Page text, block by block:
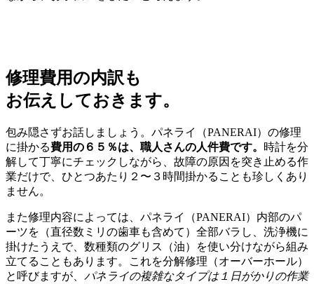
修理費用の内訳も
お伝えしておきます。
包み隠さずお話しましょう。パネライ（PANERAI）の修理
に掛かる費用の６５％は、職人さんの人件費です。 時計を分
解して丁寧にチェックしながら、故障の原因を突き止める作
業だけで、ひとつあたり２〜３時間掛かることも珍しくあり
ません。
また修理内容によっては、パネライ（PANERAI）内部のパ
ーツを（直径数ミリの歯車も含めて）全部バラし、洗浄機に
掛けたうえで、数種類のグリス（油）を使い分けながら組み
立てることもあります。これを分解修理（オーバーホール）
と呼びますが、 パネライの複雑なタイプは１日がかりの作業